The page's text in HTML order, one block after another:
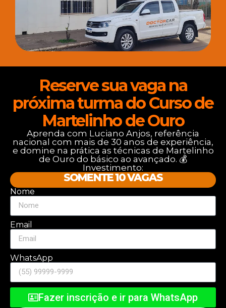
Reserve sua vaga na
próxima turma do Curso de
Martelinho de Ouro
Aprenda com Luciano Anjos, referência
nacional com mais de 30 anos de experiência,
e domine na prática as técnicas de Martelinho
de Ouro do básico ao avançado. 💰
Investimento:
SOMENTE 10 VAGAS
Nome
Email
WhatsApp
Fazer inscrição e ir para WhatsApp